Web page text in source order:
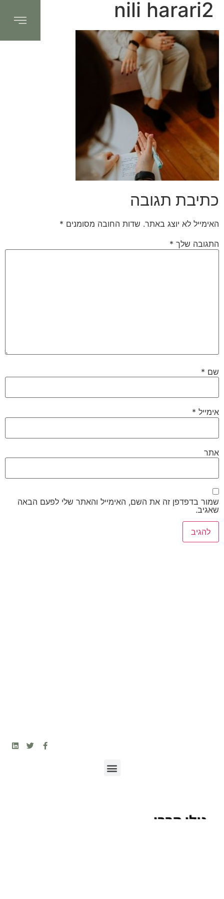
nili harari2
כתיבת תגובה
האימייל לא יוצג באתר. שדות החובה מסומנים *
התגובה שלך *
שם *
אימייל *
אתר
שמור בדפדפן זה את השם, האימייל והאתר שלי לפעם הבאה
שאגיב.